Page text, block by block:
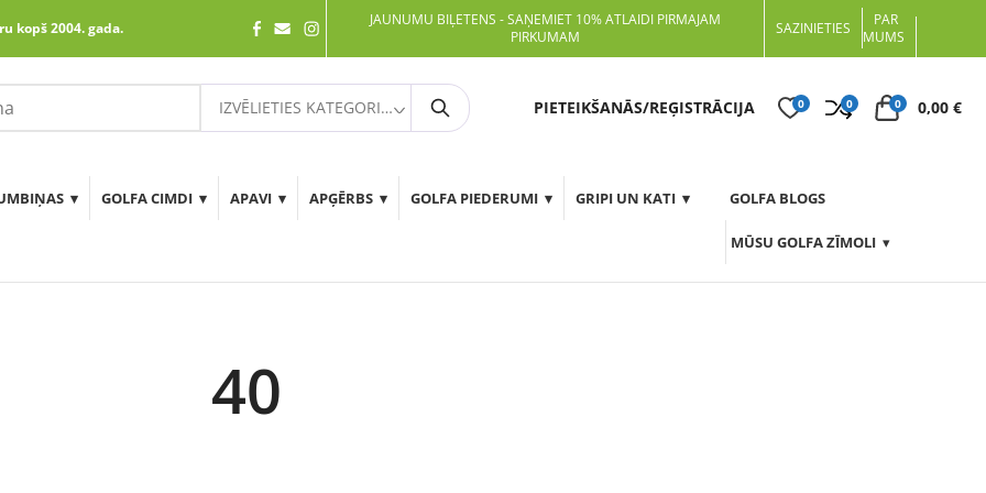
kopš 2004. gada.
JAUNUMU BIĻETENS - SAŅEMIET 10% ATLAIDI PIRMAJAM
PIRKUMAM
SAZINIETIES
PAR
MUMS
IZVĒLIETIES KATEGORIJU Meklēt PIETEIKŠANĀS/REĢISTRĀCIJA 0 0 0 0,00 €
GOLFA CIMDI APAVI APĢĒRBS GOLFA PIEDERUMI GRIPI UN KATI GOLFA BLOGS
MŪSU GOLFA ZĪMOLI
40